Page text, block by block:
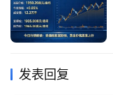
发表回复